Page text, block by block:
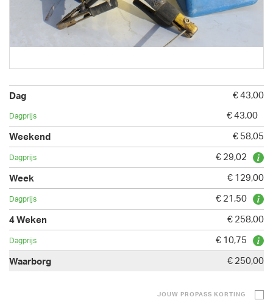
€ 43,00
€ 43,00
€ 58,05
€ 29,02
€ 129,00
€ 21,50
€ 258,00
€ 10,75
€ 250,00
JOUW PROPASS KORTING